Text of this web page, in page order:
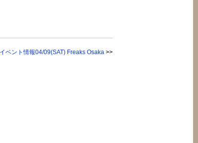
イベント情報04/09(SAT) Freaks Osaka >>